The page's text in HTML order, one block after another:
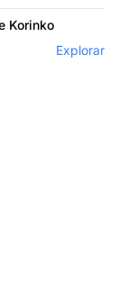
Korinko
Explorar